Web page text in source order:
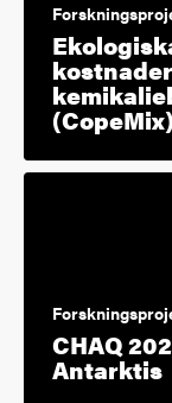
(CopeMix)
CHAQ
Antarktis